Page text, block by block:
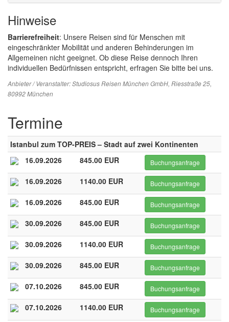
Hinweise
Barrierefreiheit: Unsere Reisen sind für Menschen mit
eingeschränkter Mobilität und anderen Behinderungen im
Allgemeinen nicht geeignet. Ob diese Reise dennoch Ihren
individuellen Bedürfnissen entspricht, erfragen Sie bitte bei uns.
Anbieter / Veranstalter:Studiosus Reisen München GmbH, Riesstraße 25,
80992 München
Termine
Istanbul zum TOP-PREIS – Stadt auf zwei Kontinenten
16.09.2026
845.00 EUR Buchungsanfrage
16.09.2026 1140.00 EUR Buchungsanfrage
16.09.2026 845.00 EUR Buchungsanfrage
30.09.2026 845.00 EUR Buchungsanfrage
30.09.2026 1140.00 EUR Buchungsanfrage
30.09.2026 845.00 EUR Buchungsanfrage
07.10.2026 845.00 EUR Buchungsanfrage
07.10.2026 1140.00 EUR Buchungsanfrage